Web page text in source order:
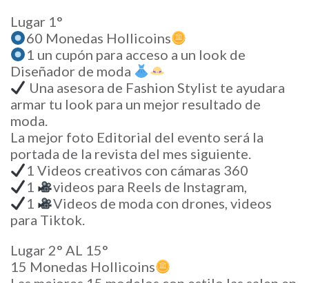
Lugar 1°
60 Monedas Hollicoins
1 un cupón para acceso a un look de
Diseñador de moda
Una asesora de Fashion Stylist te ayudara
armar tu look para un mejor resultado de
moda.
La mejor foto Editorial del evento será la
portada de la revista del mes siguiente.
1 Videos creativos con cámaras 360
1
videos para Reels de Instagram,
1
Videos de moda con drones, videos
para Tiktok.
Lugar 2° AL 15°
15 Monedas Hollicoins